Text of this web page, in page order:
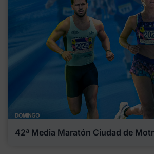
42ª Media Maratón Ciudad de